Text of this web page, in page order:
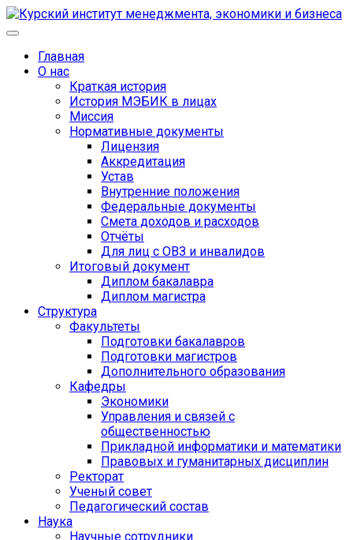
Главная
О нас
Краткая история
История МЭБИК в лицах
Миссия
Нормативные документы
Лицензия
Аккредитация
Устав
Внутренние положения
Федеральные документы
Смета доходов и расходов
Отчёты
Для лиц с ОВЗ и инвалидов
Итоговый документ
Диплом бакалавра
Диплом магистра
Структура
Факультеты
Подготовки бакалавров
Подготовки магистров
Дополнительного образования
Кафедры
Экономики
Управления и связей с
общественностью
Прикладной информатики и математики
Правовых и гуманитарных дисциплин
Ректорат
Ученый совет
Педагогический состав
Наука
Научные сотрудники